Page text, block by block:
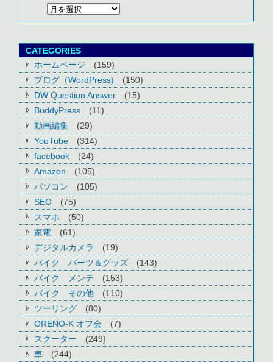
CATEGORIES
ホームページ
(159)
ブログ（WordPress)
(150)
DW Question Answer
(15)
BuddyPress
(11)
動画編集
(29)
YouTube
(314)
facebook
(24)
Amazon
(105)
パソコン
(105)
SEO
(75)
スマホ
(50)
家電
(61)
デジタルカメラ
(19)
バイク パーツ＆グッズ
(143)
バイク メンテ
(153)
バイク その他
(110)
ツーリング
(80)
ORENO-K オフ会
(7)
スクーター
(249)
車
(244)